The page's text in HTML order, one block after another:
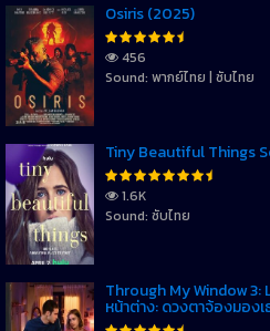
Osiris (2025)
456
Sound: พากย์ไทย | ซับไทย
Tiny Beautiful Things
1.6K
Sound: ซับไทย
Through My Window
หน้าต่าง: ดวงตาจ้องมองเ